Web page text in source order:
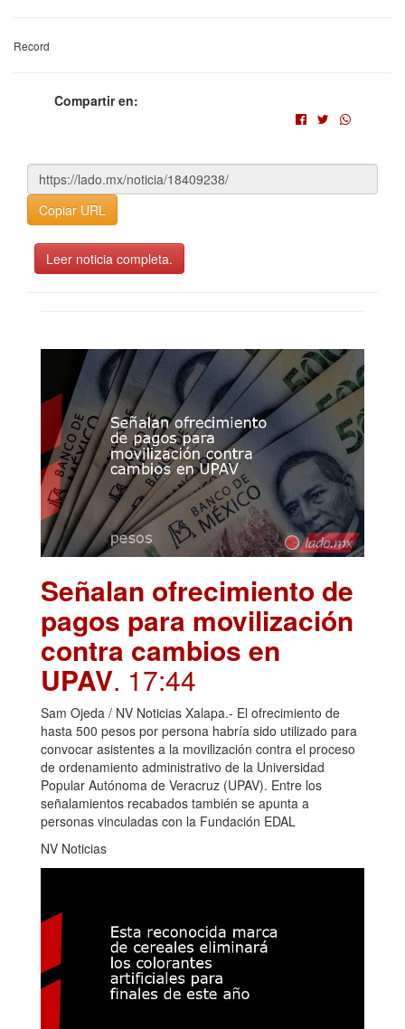
Record
Compartir en:
Copiar URL
Leer noticia completa.
Señalan ofrecimiento de
pagos para movilización
contra cambios en
UPAV. 17:44
Sam Ojeda / NV Noticias Xalapa.- El ofrecimiento de
hasta 500 pesos por persona habría sido utilizado para
convocar asistentes a la movilización contra el proceso
de ordenamiento administrativo de la Universidad
Popular Autónoma de Veracruz (UPAV). Entre los
señalamientos recabados también se apunta a
personas vinculadas con la Fundación EDAL
NV Noticias